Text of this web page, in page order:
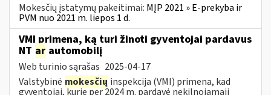
Mokesčių įstatymų pakeitimai: MĮP 2021 » E-prekyba ir
PVM nuo 2021 m. liepos 1 d.
VMI primena, ką turi žinoti gyventojai pardavus
NT ar automobilį
Web turinio sąrašas 2025-04-17
Valstybinė mokesčių inspekcija (VMI) primena, kad
gyventojai, kurie per 2024 m. pardavė nekilnojamąjį